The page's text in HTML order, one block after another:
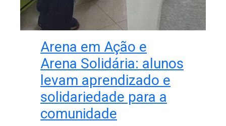
Arena em Ação e
Arena Solidária: alunos
levam aprendizado e
solidariedade para a
comunidade